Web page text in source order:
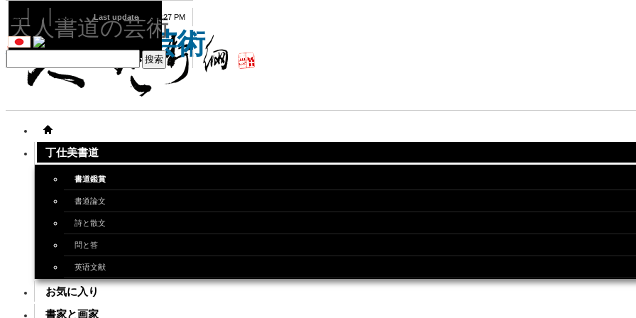
天人書道の芸術
丁仕美書道
書道鑑賞
書道論文
詩と散文
問と答
英语文献
お気に入り
書家と画家
08 06 2026 Last update 08:15:27 PM
天人書道の芸術